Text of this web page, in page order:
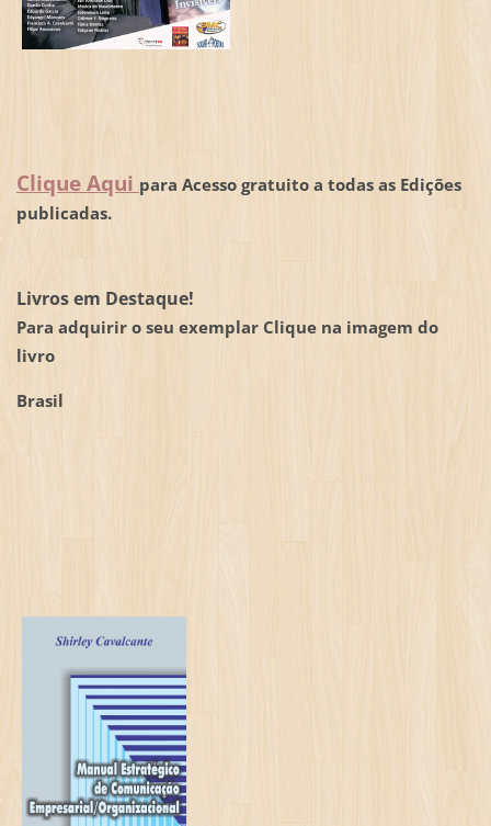
Clique Aqui para Acesso gratuito a todas as Edições
publicadas.
Livros em Destaque!
Para adquirir o seu exemplar Clique na imagem do
livro
Brasil